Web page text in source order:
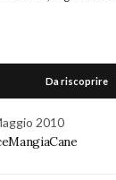
Da riscoprire
2010